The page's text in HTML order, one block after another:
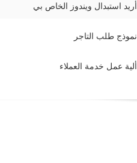
أريد استبدال ويندوز الخاص بي
نموذج طلب التاجر
ألية عمل خدمة العملاء